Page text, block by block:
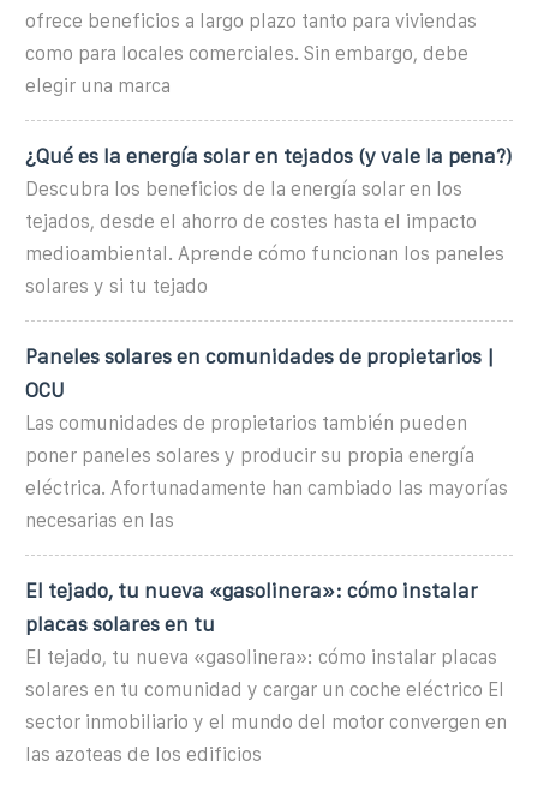
ofrece beneficios a largo plazo tanto para viviendas
como para locales comerciales. Sin embargo, debe
elegir una marca
¿Qué es la energía solar en tejados (y vale la pena?)
Descubra los beneficios de la energía solar en los
tejados, desde el ahorro de costes hasta el impacto
medioambiental. Aprende cómo funcionan los paneles
solares y si tu tejado
Paneles solares en comunidades de propietarios |
OCU
Las comunidades de propietarios también pueden
poner paneles solares y producir su propia energía
eléctrica. Afortunadamente han cambiado las mayorías
necesarias en las
El tejado, tu nueva «gasolinera»: cómo instalar
placas solares en tu
El tejado, tu nueva «gasolinera»: cómo instalar placas
solares en tu comunidad y cargar un coche eléctrico El
sector inmobiliario y el mundo del motor convergen en
las azoteas de los edificios